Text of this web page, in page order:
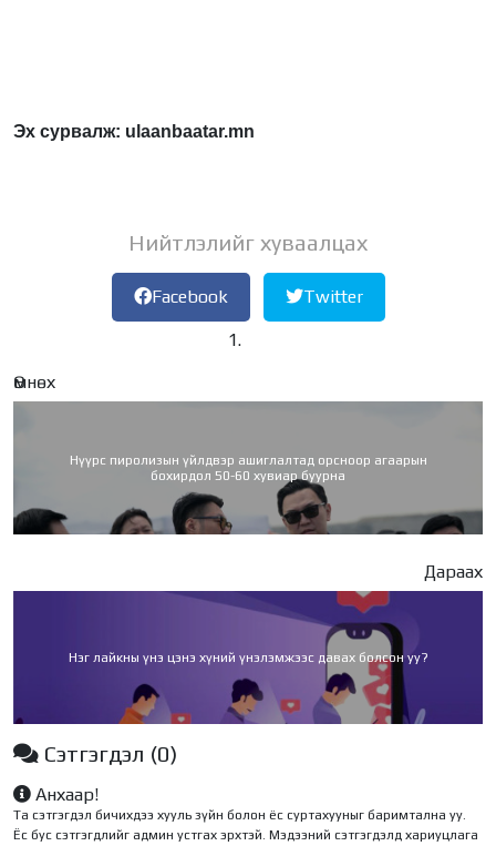
Эх сурвалж: ulaanbaatar.mn
Нийтлэлийг хуваалцах
Facebook Twitter
Өмнөх
Нүүрс пиролизын үйлдвэр ашиглалтад орсноор агаарын
бохирдол 50-60 хувиар буурна
Дараах
Нэг лайкны үнэ цэнэ хүний үнэлэмжээс давах болсон уу?
Сэтгэгдэл (0)
Анхаар!
Та сэтгэгдэл бичихдээ хууль зүйн болон ёс суртахууныг баримтална уу.
Ёс бус сэтгэгдлийг админ устгах эрхтэй. Мэдээний сэтгэгдэлд хариуцлага